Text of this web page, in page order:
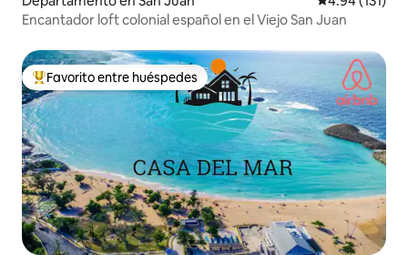
Encantador loft colonial español en el Viejo San Juan
De los mejores en Favorito entre huéspedes
Favorito entre huéspedes